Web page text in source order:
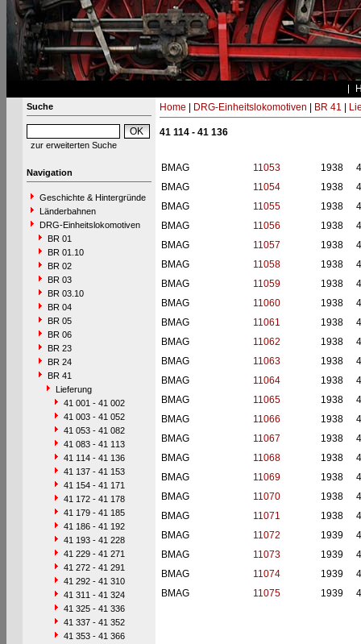
Suche
zur erweiterten Suche
Navigation
Geschichte & Hintergründe
Länderbahnen
DRG-Einheitslokomotiven
BR 01
BR 01.10
BR 02
BR 03
BR 03.10
BR 04
BR 05
BR 06
BR 23
BR 24
BR 41
Lieferung
41 001 - 41 002
41 003 - 41 052
41 053 - 41 082
41 083 - 41 113
41 114 - 41 136
41 137 - 41 153
41 154 - 41 171
41 172 - 41 178
41 179 - 41 185
41 186 - 41 192
41 193 - 41 228
41 229 - 41 271
41 272 - 41 291
41 292 - 41 310
41 311 - 41 324
41 325 - 41 336
41 337 - 41 352
41 353 - 41 366
Home DRG-Einheitslokomotiven BR 41
41 114 - 41 136
BMAG 11053 1938
BMAG
11054 1938
BMAG
11055 1938
BMAG
11056 1938
BMAG
11057 1938
BMAG
11058 1938
BMAG
11059 1938
BMAG
11060 1938
BMAG
11061 1938
BMAG
11062 1938
BMAG
11063 1938
BMAG
11064 1938
BMAG
11065 1938
BMAG
11066 1938
BMAG
11067 1938
BMAG
11068 1938
BMAG
11069 1938
BMAG
11070 1938
BMAG
11071 1938
BMAG
11072 1939
BMAG
11073 1939
BMAG
11074 1939
BMAG
11075 1939